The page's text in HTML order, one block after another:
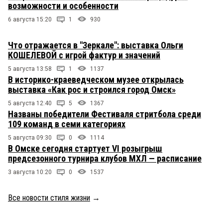
возможности и особенности
6 августа 15:20 1 930
Что отражается в "Зеркале": выставка Ольги
КОШЕЛЕВОЙ с игрой фактур и значений
5 августа 13:58 1 1137
В историко-краеведческом музее открылась
выставка «Как рос и строился город Омск»
5 августа 12:40 5 1367
Названы победители Фестиваля стритбола среди
109 команд в семи категориях
5 августа 09:30 0 1114
В Омске сегодня стартует VI розыгрыш
предсезонного турнира клубов МХЛ — расписание
3 августа 10:20 0 1537
Все новости стиля жизни →